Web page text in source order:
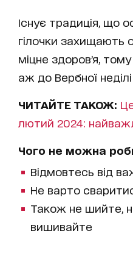
Існує традиція, що
гілочки захищають
міцне здоровʼя, тому
аж до Вербної
ЧИТАЙТЕ ТАКОЖ:
лютий 2024:
Чого не можна
Відмовтесь від
Не варто
Також не шийте,
вишивайте